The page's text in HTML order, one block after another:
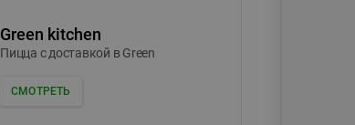
Green kitchen
Пицца c доставкой в Green
СМОТРЕТЬ